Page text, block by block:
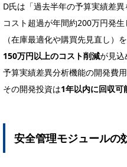
D氏は「過去半年の予算実績差
コスト超過が年間約200万円発
（在庫最適化や購買先見直し）
150万円以上のコスト削減が見込
予算実績差異分析機能の開発費
その開発投資は1年以内に回収可
安全管理モジュールの